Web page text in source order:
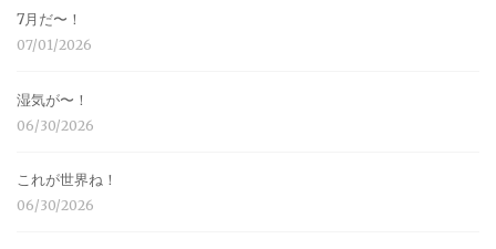
7月だ〜！
07/01/2026
湿気が〜！
06/30/2026
これが世界ね！
06/30/2026